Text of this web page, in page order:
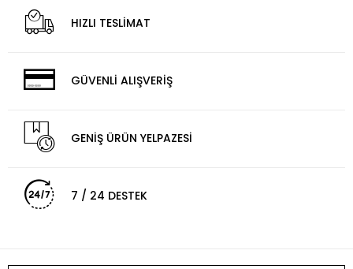
HIZLI TESLİMAT
GÜVENLİ ALIŞVERİŞ
GENİŞ ÜRÜN YELPAZESİ
7 / 24 DESTEK